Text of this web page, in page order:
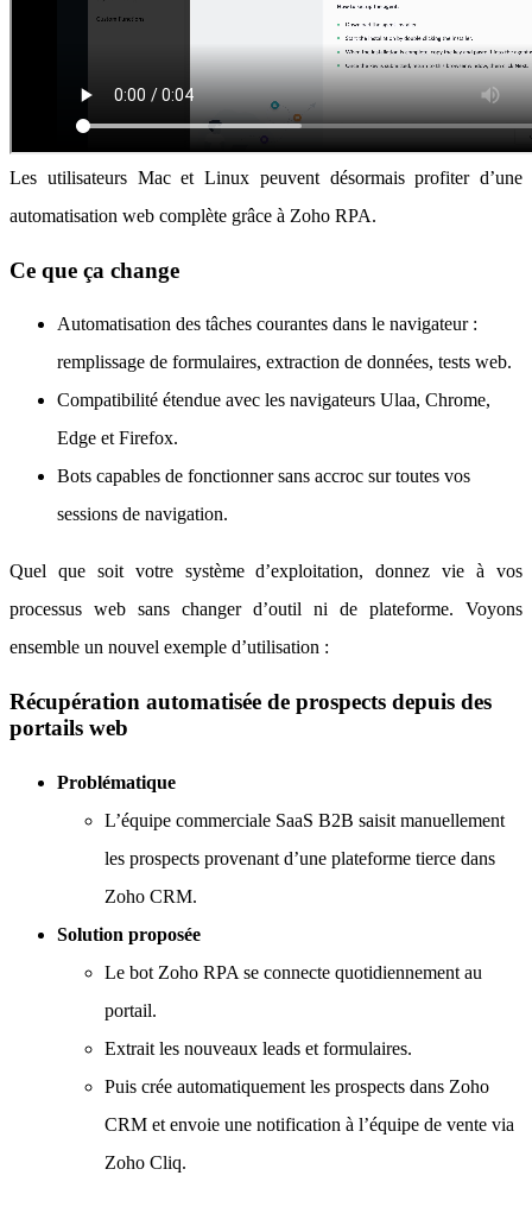
Les utilisateurs Mac et Linux peuvent désormais profiter d’une
automatisation web complète grâce à Zoho RPA.
Ce que ça change
Automatisation des tâches courantes dans le navigateur :
remplissage de formulaires, extraction de données, tests web.
Compatibilité étendue avec les navigateurs Ulaa, Chrome,
Edge et Firefox.
Bots capables de fonctionner sans accroc sur toutes vos
sessions de navigation.
Quel que soit votre système d’exploitation, donnez vie à vos
processus web sans changer d’outil ni de plateforme. Voyons
ensemble un nouvel exemple d’utilisation :
Récupération automatisée de prospects depuis des
portails web
Problématique
L’équipe commerciale SaaS B2B saisit manuellement
les prospects provenant d’une plateforme tierce dans
Zoho CRM.
Solution proposée
Le bot Zoho RPA se connecte quotidiennement au
portail.
Extrait les nouveaux leads et formulaires.
Puis crée automatiquement les prospects dans Zoho
CRM et envoie une notification à l’équipe de vente via
Zoho Cliq.